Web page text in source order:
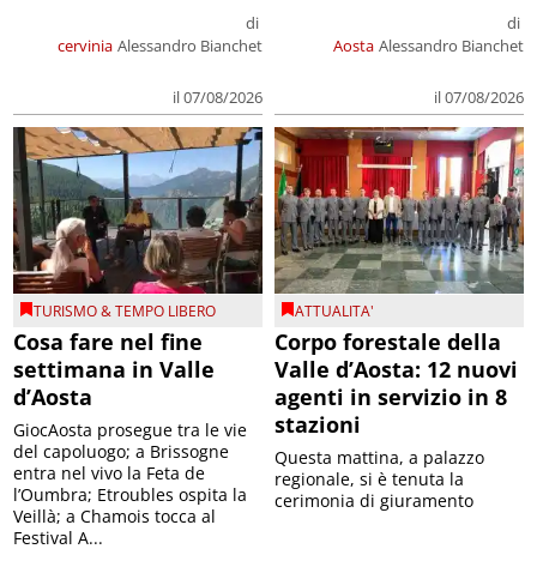
cervinia
di
Alessandro Bianchet
il 07/08/2026
Aosta
di
Alessandro Bianchet
il 07/08/2026
TURISMO & TEMPO LIBERO
Cosa fare nel fine
settimana in Valle
d’Aosta
GiocAosta prosegue tra le vie
del capoluogo; a Brissogne
entra nel vivo la Feta de
l’Oumbra; Etroubles ospita la
Veillà; a Chamois tocca al
Festival A...
ATTUALITA'
Corpo forestale della
Valle d’Aosta: 12 nuovi
agenti in servizio in 8
stazioni
Questa mattina, a palazzo
regionale, si è tenuta la
cerimonia di giuramento